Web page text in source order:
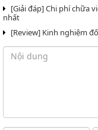
[Giải đáp] Chi phí chữa
nhất
[Review] Kinh nghiệm